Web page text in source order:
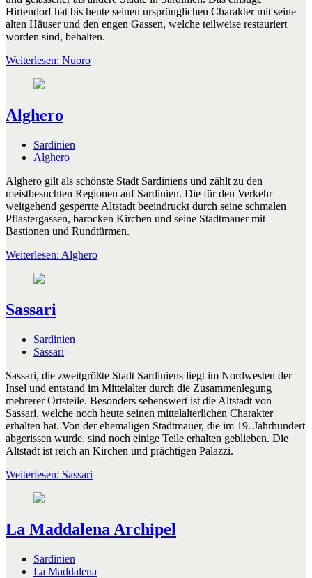
Hirtendorf hat bis heute seinen ursprünglichen Charakter mit seine
alten Häuser und den engen Gassen, welche teilweise restauriert
worden sind, behalten.
Weiterlesen: Nuoro
Alghero
Sardinien
Alghero
Alghero gilt als schönste Stadt Sardiniens und zählt zu den
meistbesuchten Regionen auf Sardinien. Die für den Verkehr
weitgehend gesperrte Altstadt beeindruckt durch seine schmalen
Pflastergassen, barocken Kirchen und seine Stadtmauer mit
Bastionen und Rundtürmen.
Weiterlesen: Alghero
Sassari
Sardinien
Sassari
Sassari, die zweitgrößte Stadt Sardiniens liegt im Nordwesten der
Insel und entstand im Mittelalter durch die Zusammenlegung
mehrerer Ortsteile. Besonders sehenswert ist die Altstadt von
Sassari, welche noch heute seinen mittelalterlichen Charakter
erhalten hat. Von der ehemaligen Stadtmauer, die im 19. Jahrhundert
abgerissen wurde, sind noch einige Teile erhalten geblieben. Die
Altstadt ist reich an Kirchen und prächtigen Palazzi.
Weiterlesen: Sassari
La Maddalena Archipel
Sardinien
La Maddalena